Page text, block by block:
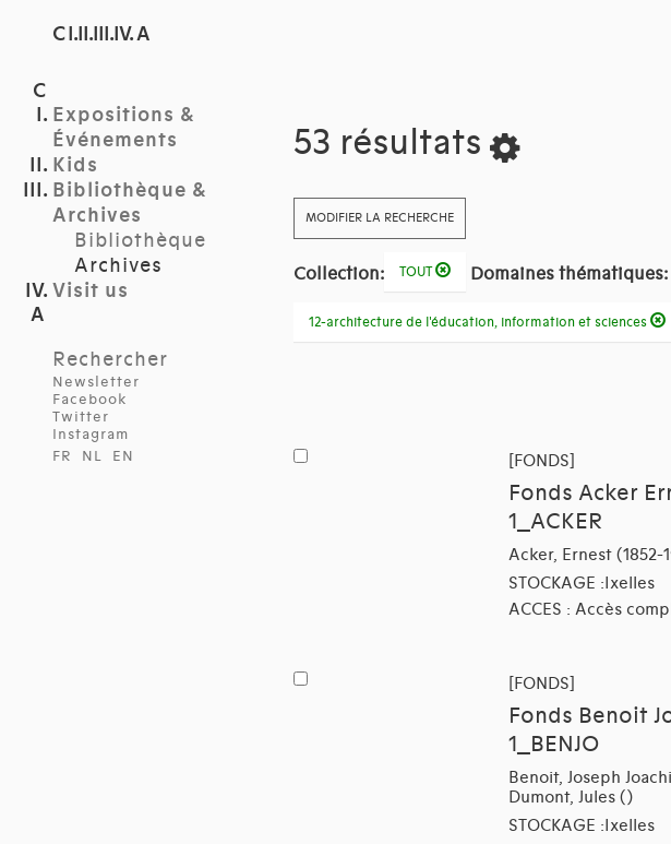
C I.II.III.IV. A
Expositions &
Événements
Kids
Bibliothèque &
Archives
Bibliothèque
Archives
Visit us
Rechercher
Newsletter
Facebook
Twitter
Instagram
FR
NL EN
53 résultats
MODIFIER LA RECHERCHE
Collection: TOUT Domaines thématiques:
12-architecture de l'éducation, information et sciences
[FONDS]
Fonds Acker
1_ACKER
Acker, Ernest (1852-
STOCKAGE :Ixelles
ACCES : Accès
[FONDS]
Fonds Benoit
1_BENJO
Benoit, Joseph
Dumont, Jules ()
STOCKAGE :Ixelles